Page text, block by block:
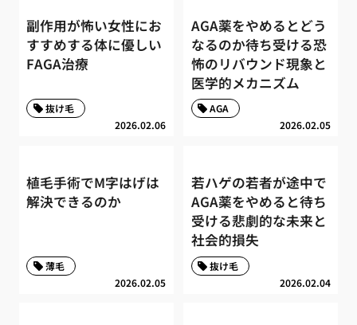
副作用が怖い女性にお
すすめする体に優しい
FAGA治療
2026.02.06
抜け毛
AGA薬をやめるとどう
なるのか待ち受ける恐
怖のリバウンド現象と
医学的メカニズム
2026.02.05
AGA
植毛手術でM字はげは
解決できるのか
2026.02.05
薄毛
若ハゲの若者が途中で
AGA薬をやめると待ち
受ける悲劇的な未来と
社会的損失
2026.02.04
抜け毛